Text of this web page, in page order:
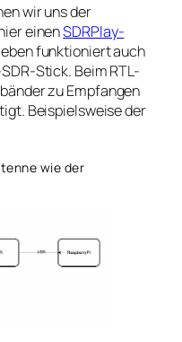
wir uns der
einenSDRPlay-
funktioniert auch
Stick. Beim RTL-
zu Empfangen
Beispielsweise der
wie der